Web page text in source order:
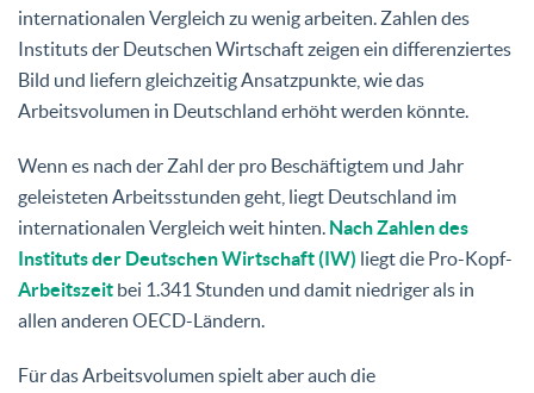
internationalen Vergleich zu wenig arbeiten. Zahlen des
Instituts der Deutschen Wirtschaft zeigen ein differenziertes
Bild und liefern gleichzeitig Ansatzpunkte, wie das
Arbeitsvolumen in Deutschland erhöht werden könnte.
Wenn es nach der Zahl der pro Beschäftigtem und Jahr
geleisteten Arbeitsstunden geht, liegt Deutschland im
internationalen Vergleich weit hinten. Nach Zahlen des
Instituts der Deutschen Wirtschaft (IW) liegt die Pro-Kopf-
Arbeitszeit bei 1.341 Stunden und damit niedriger als in
allen anderen OECD-Ländern.
Für das Arbeitsvolumen spielt aber auch die